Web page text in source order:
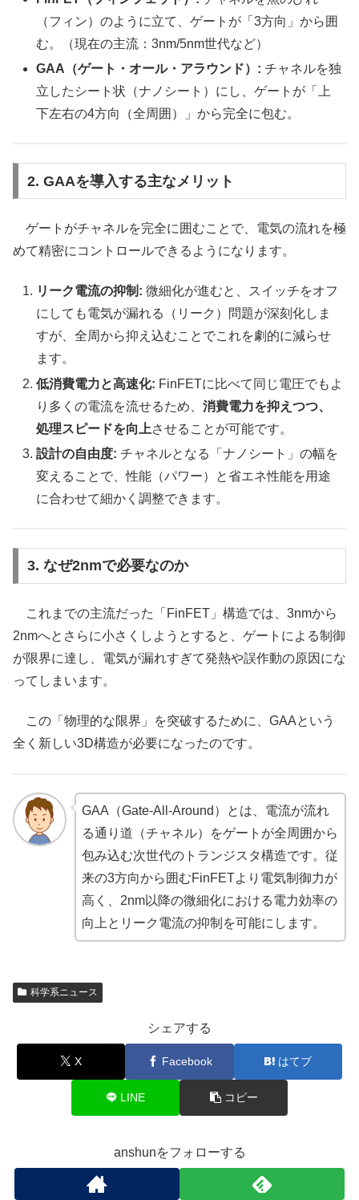
（フィン）のように立て、ゲートが「3方向」から囲
む。（現在の主流：3nm/5nm世代など）
GAA（ゲート・オール・アラウンド）: チャネルを独
立したシート状（ナノシート）にし、ゲートが「上
下左右の4方向（全周囲）」から完全に包む。
2. GAAを導入する主なメリット
ゲートがチャネルを完全に囲むことで、電気の流れを極
めて精密にコントロールできるようになります。
リーク電流の抑制: 微細化が進むと、スイッチをオフ
にしても電気が漏れる（リーク）問題が深刻化しま
すが、全周から抑え込むことでこれを劇的に減らせ
ます。
低消費電力と高速化: FinFETに比べて同じ電圧でもよ
り多くの電流を流せるため、消費電力を抑えつつ、
処理スピードを向上させることが可能です。
設計の自由度: チャネルとなる「ナノシート」の幅を
変えることで、性能（パワー）と省エネ性能を用途
に合わせて細かく調整できます。
3. なぜ2nmで必要なのか
これまでの主流だった「FinFET」構造では、3nmから
2nmへとさらに小さくしようとすると、ゲートによる制御
が限界に達し、電気が漏れすぎて発熱や誤作動の原因にな
ってしまいます。
この「物理的な限界」を突破するために、GAAという
全く新しい3D構造が必要になったのです。
GAA（Gate-All-Around）とは、電流が流れ
る通り道（チャネル）をゲートが全周囲から
包み込む次世代のトランジスタ構造です。従
来の3方向から囲むFinFETより電気制御力が
高く、2nm以降の微細化における電力効率の
向上とリーク電流の抑制を可能にします。
科学系ニュース
シェアする
X Facebook はてブ
LINE コピー
anshunをフォローする